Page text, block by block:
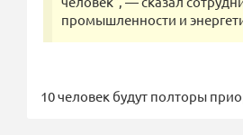
промышленности и
10 человек будут полторы